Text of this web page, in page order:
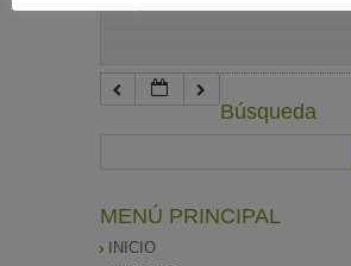
Búsqueda
MENÚ PRINCIPAL
INICIO